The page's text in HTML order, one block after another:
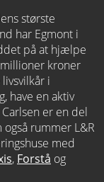
største
har Egmont i
på at hjælpe
kroner
i
have en aktiv
er en del
også rummer L&R
med
, Forstå og